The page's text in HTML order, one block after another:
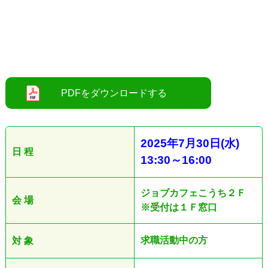
日 程
2025年7月30 日 (水)
13:30 ～16:00
会 場
ジョブカフェこうち２Ｆ
※受付は１Ｆ窓口
対 象 求職活動中の方